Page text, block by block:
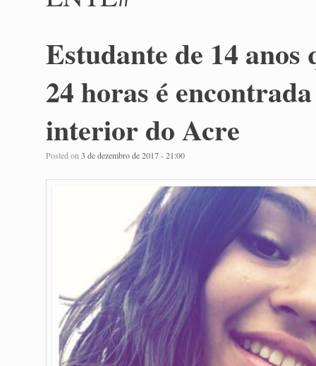
Estudante de 14 anos
24 horas é
interior do Acre
Posted on 3 de dezembro de 2017 - 21:00